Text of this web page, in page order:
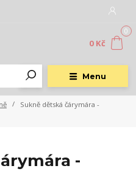
Menu
0
0 Kč
Sukně dětská čárymára -
-